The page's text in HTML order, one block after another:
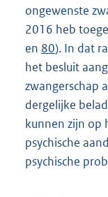
ongewenste
2016 heb
en 80). In dat
het besluit
zwangerschap
dergelijke
kunnen zijn op
psychische
psychische